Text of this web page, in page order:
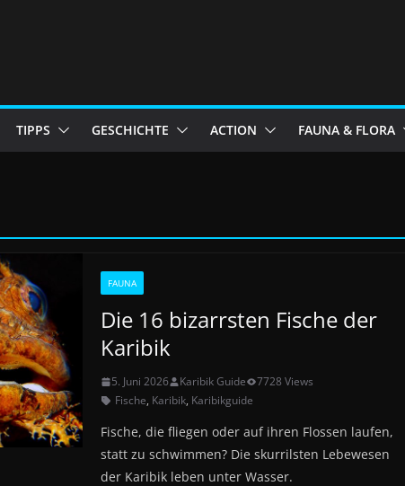
TIPPS GESCHICHTE ACTION FAUNA & FLORA
FAUNA
Die 16 bizarrsten Fische der
Karibik
5. Juni 2026 Karibik Guide
7728 Views
Fische, Karibik, Karibikguide
Fische, die fliegen oder auf ihren Flossen laufen,
statt zu schwimmen? Die skurrilsten Lebewesen
der Karibik leben unter Wasser.